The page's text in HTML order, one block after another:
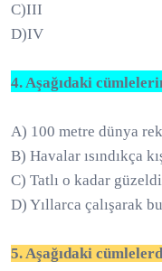
C)III
D)IV
4.Aşağıdaki
A) 100 metre dünya
B) Havalar ısındıkça
C) Tatlı o kadar
D) Yıllarca çalışarak
5. Aşağıdaki